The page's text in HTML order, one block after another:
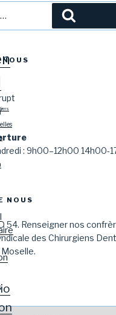
: 9h00–12h00 14h00-
NOUS
54. Renseigner nos
des Chirurgiens